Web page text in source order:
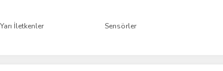
Yarı İletkenler Sensörler